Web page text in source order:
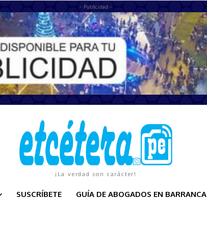
- Publicidad -
¡La verdad con carácter!
SUSCRÍBETE GUÍA DE ABOGADOS EN BARRANCA